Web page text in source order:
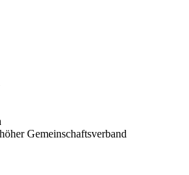
Gemeinschaftsverband